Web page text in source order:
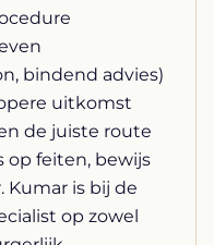
bindend advies)
uitkomst
de juiste route
op feiten, bewijs
is bij de
op zowel